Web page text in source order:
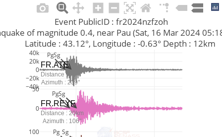
100
0
50
−40k
−20k
0
20k
40k
Event PublicID : fr2024nzfzoh
of magnitude 0.4, near Pau (Sat, 16 Mar 2024
         Latitude : 43.12°, Longitude : -0.63° Depth : 12km
Pg Sg
PgSg
PgSg
FR.REYF
Distance : 20km
Azimuth : 106°
FR.ATE
Distance : 7km
Azimuth : 239°